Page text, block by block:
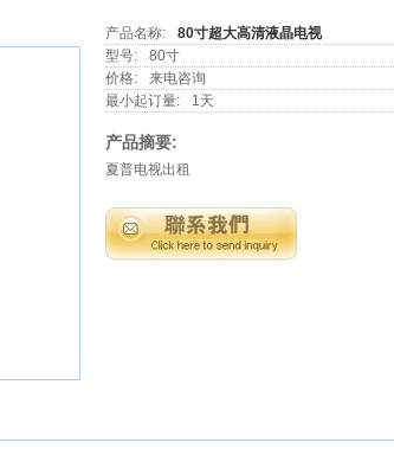
产品名称:
80寸超大高清液晶电视
型号:
80寸
价格:
来电咨询
最小起订量:
1天
产品摘要:
夏普电视出租